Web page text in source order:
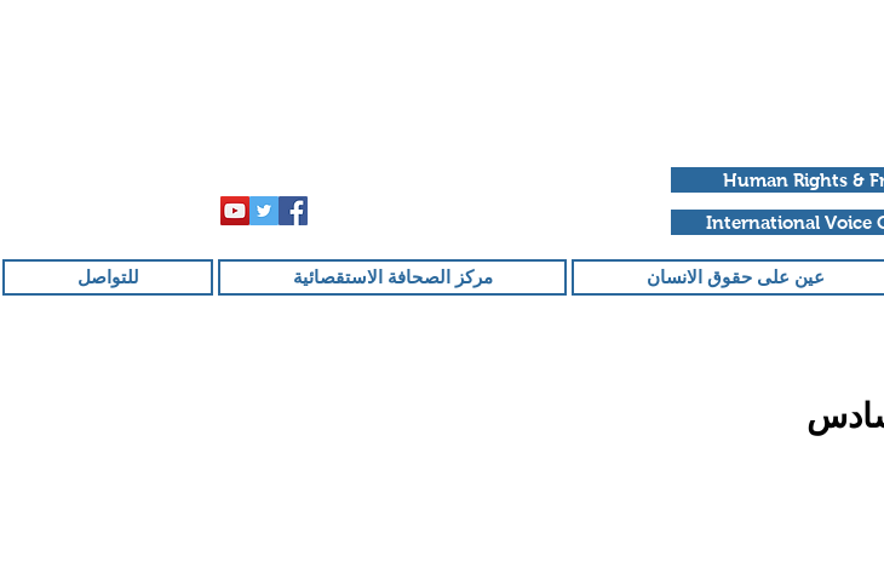
Human Rights &
International Voice
عين على حقوق الانسان مركز الصحافة الاستقصائية للتواصل